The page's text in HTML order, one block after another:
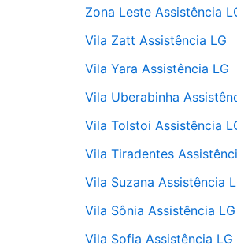
Zona Leste Assistência
Vila Zatt Assistência LG
Vila Yara Assistência LG
Vila Uberabinha
Vila Tolstoi Assistência
Vila Tiradentes
Vila Suzana Assistência
Vila Sônia Assistência LG
Vila Sofia Assistência LG